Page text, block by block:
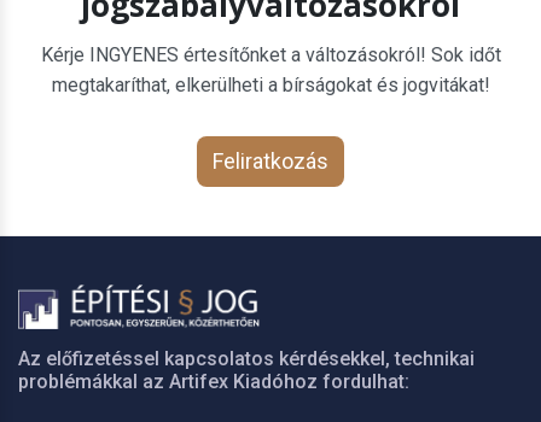
Kérje INGYENES értesítőnket a változásokról! Sok időt
megtakaríthat, elkerülheti a bírságokat és jogvitákat!
Feliratkozás
Az előfizetéssel kapcsolatos kérdésekkel, technikai
problémákkal az Artifex Kiadóhoz fordulhat: